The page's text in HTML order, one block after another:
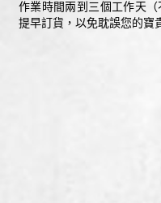
作業時間兩到三個工作天
提早訂貨，以免耽誤您的寶